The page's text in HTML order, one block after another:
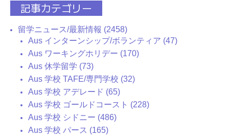
記事カテゴリー
留学ニュース/最新情報 (2458)
Aus インターンシップ/ボランティア (47)
Aus ワーキングホリデー (170)
Aus 休学留学 (73)
Aus 学校 TAFE/専門学校 (32)
Aus 学校 アデレード (65)
Aus 学校 ゴールドコースト (228)
Aus 学校 シドニー (486)
Aus 学校 パース (165)